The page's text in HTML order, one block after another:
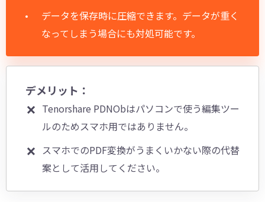
データを保存時に圧縮できます。データが重く
なってしまう場合にも対処可能です。
デメリット：
Tenorshare PDNObはパソコンで使う編集ツー
ルのためスマホ用ではありません。
スマホでのPDF変換がうまくいかない際の代替
案として活用してください。